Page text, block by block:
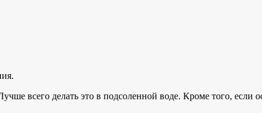
всего делать это в подсоленной воде. Кроме того, если